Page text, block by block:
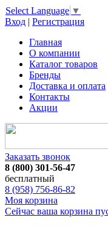
Select Language ▼
Вход | Регистрация
Главная
О компании
Каталог товаров
Бренды
Доставка и оплата
Контакты
Акции
Заказать звонок
8 (800) 301-56-47
бесплатный
8 (958) 756-86-82
Моя корзина
Сейчас ваша корзина